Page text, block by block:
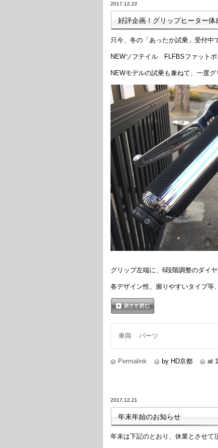
2017.12.22
好評企画！グリップヒーター体
只今、冬の「あったか試乗」受付中
NEWソフテイル FLFBSファットボ
NEWモデルの試乗も兼ねて、一度
グリップ左端に、6段階調整のダイ
各デザイン性、握りやすいタイプ等
車両 パーツ
Permalink by HD京都 at
2017.12.21
年末年始のお知らせ
年末は下記のとおり、休業とさせて